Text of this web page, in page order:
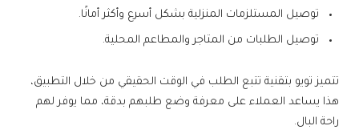
توصيل المستلزمات المنزلية بشكل أسرع وأكثر أمانًا.
توصيل الطلبات من المتاجر والمطاعم المحلية.
تتميز تويو بتقنية تتبع الطلب في الوقت الحقيقي من خلال التطبيق،
هذا يساعد العملاء على معرفة وضع طلبهم بدقة، مما يوفر لهم
راحة البال.